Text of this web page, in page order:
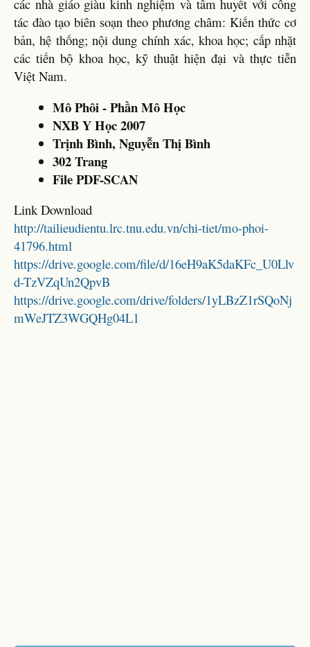
các nhà giáo giàu kinh nghiệm và tâm huyết với công
tác đào tạo biên soạn theo phương châm: Kiến thức cơ
bản, hệ thống; nội dung chính xác, khoa học; cấp nhặt
các tiến bộ khoa học, kỹ thuật hiện đại và thực tiễn
Việt Nam.
Mô Phôi - Phần Mô Học
NXB Y Học 2007
Trịnh Bình, Nguyễn Thị Bình
302 Trang
File PDF-SCAN
Link Download
http://tailieudientu.lrc.tnu.edu.vn/chi-tiet/mo-phoi-
41796.html
https://drive.google.com/file/d/16eH9aK5daKFc_U0Llv
d-TzVZqUn2QpvB
https://drive.google.com/drive/folders/1yLBzZ1rSQoNj
mWeJTZ3WGQHg04L1